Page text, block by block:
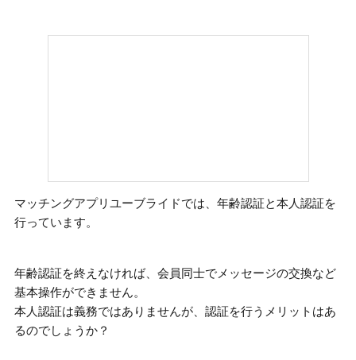
マッチングアプリユーブライドでは、 年齢認証と本人認証を
行っています。
年齢認証を終えなければ、会員同士でメッセージの交換など
基本操作ができません。
本人認証は義務ではありませんが、認証を行うメリットはあ
るのでしょうか？